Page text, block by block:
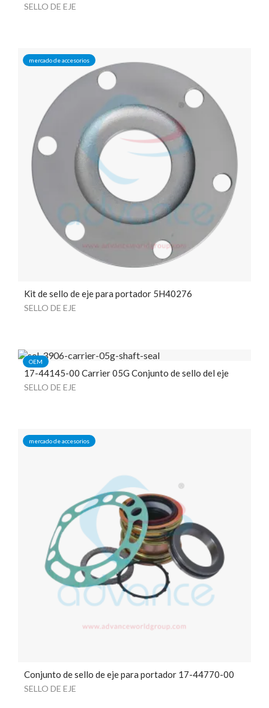
SELLO DE EJE
mercado de accesorios
Kit de sello de eje para portador 5H40276
SELLO DE EJE
OEM
17-44145-00 Carrier 05G Conjunto de sello del eje
SELLO DE EJE
mercado de accesorios
Conjunto de sello de eje para portador 17-44770-00
SELLO DE EJE